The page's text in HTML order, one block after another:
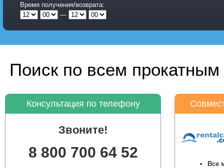
Время получения/возврата:
—
Поиск по всем
Консультация по телефону
Звоните!
8 800 700 64 52
Все